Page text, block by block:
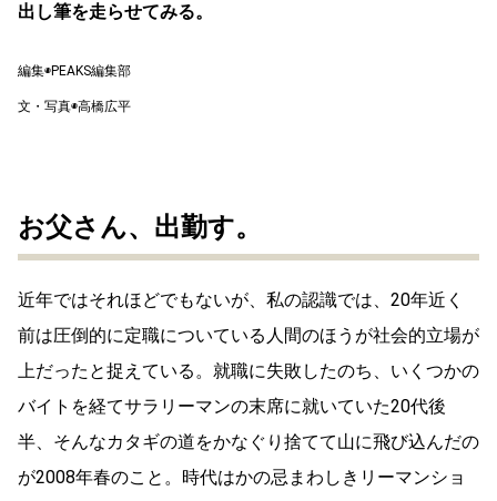
出し筆を走らせてみる。
編集◉PEAKS編集部
文・写真◉高橋広平
お父さん、出勤す。
近年ではそれほどでもないが、私の認識では、20年近く
前は圧倒的に定職についている人間のほうが社会的立場が
上だったと捉えている。就職に失敗したのち、いくつかの
バイトを経てサラリーマンの末席に就いていた20代後
半、そんなカタギの道をかなぐり捨てて山に飛び込んだの
が2008年春のこと。時代はかの忌まわしきリーマンショ